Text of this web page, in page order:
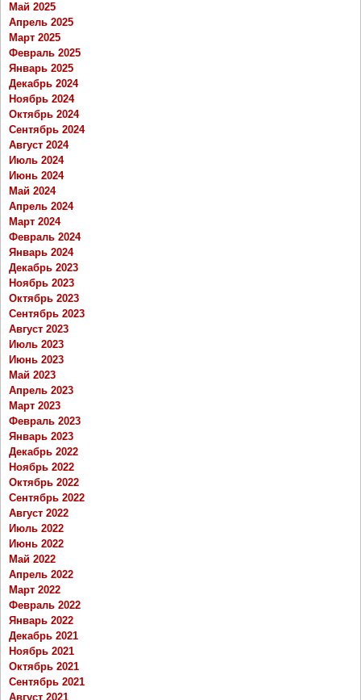
Май 2025
Апрель 2025
Март 2025
Февраль 2025
Январь 2025
Декабрь 2024
Ноябрь 2024
Октябрь 2024
Сентябрь 2024
Август 2024
Июль 2024
Июнь 2024
Май 2024
Апрель 2024
Март 2024
Февраль 2024
Январь 2024
Декабрь 2023
Ноябрь 2023
Октябрь 2023
Сентябрь 2023
Август 2023
Июль 2023
Июнь 2023
Май 2023
Апрель 2023
Март 2023
Февраль 2023
Январь 2023
Декабрь 2022
Ноябрь 2022
Октябрь 2022
Сентябрь 2022
Август 2022
Июль 2022
Июнь 2022
Май 2022
Апрель 2022
Март 2022
Февраль 2022
Январь 2022
Декабрь 2021
Ноябрь 2021
Октябрь 2021
Сентябрь 2021
Август 2021